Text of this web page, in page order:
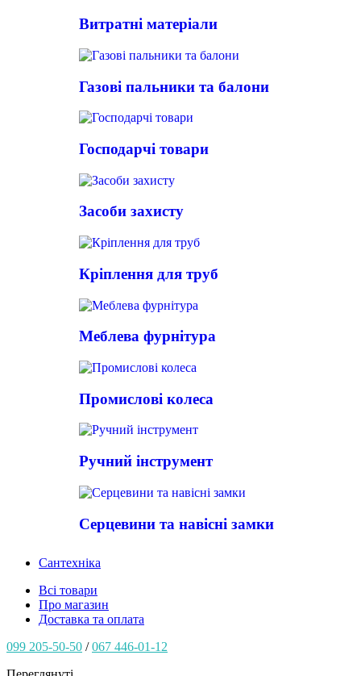
Витратні матеріали
Газові пальники та балони
Господарчі товари
Засоби захисту
Кріплення для труб
Меблева фурнітура
Промислові колеса
Ручний інструмент
Серцевини та навісні замки
Сантехніка
Всі товари
Про магазин
Доставка та оплата
099 205-50-50 /067 446-01-12